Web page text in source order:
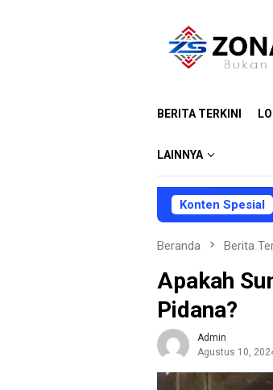
BERITA TERKINI
LAINNYA
Konten Spesial
Beranda Berita
Apakah
Pidana?
Admin
Agustus 10,